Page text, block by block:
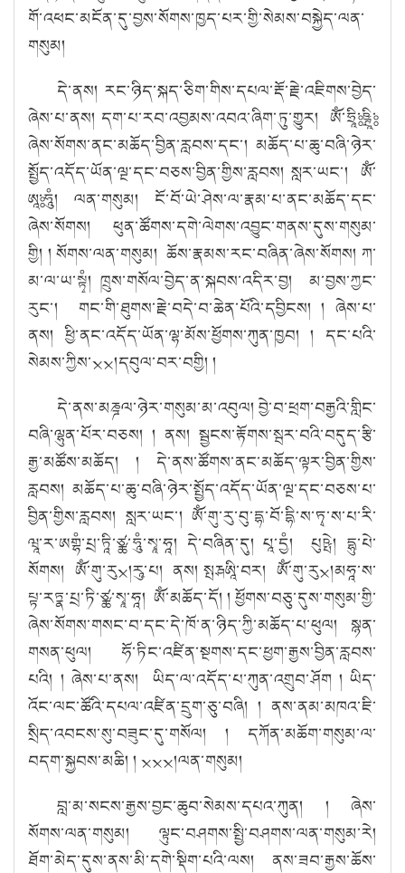
གོ་འཕང་མངོན་དུ་བྱས་སོགས་ཁྱད་པར་གྱི་སེམས་བསྐྱེད་ལན་
གསུམ།
དེ་ནས། རང་ཉིད་སྐད་ཅིག་གིས་དཔལ་རྡོ་རྗེ་འཇིགས་བྱེད་
ཞེས་པ་ནས། དག་པ་རབ་འབྱམས་འབའ་ཞིག་ཏུ་གྱུར། ཨོཾ་ཧྲཱིཿ་ཥྚྲཱིཿ་
ཞེས་སོགས་ནང་མཆོད་བྱིན་རླབས་དང་། མཆོད་པ་ཆུ་བཞི་ཉེར་
སྤྱོད་འདོད་ཡོན་ལྔ་དང་བཅས་བྱིན་གྱིས་རླབས། སླར་ཡང་། ཨོཾ་
ཨཱཿ་ཧཱུཾ། ལན་གསུམ། ངོ་བོ་ཡེ་ཤེས་ལ་རྣམ་པ་ནང་མཆོད་དང་
ཞེས་སོགས། ཕུན་ཚོགས་དགེ་ལེགས་འབྱུང་གནས་དུས་གསུམ་
གྱི། ། སོགས་ལན་གསུམ། ཆོས་རྣམས་རང་བཞིན་ཞེས་སོགས། ཀ་
མ་ལ་ཡ་སྟྭཾ། ཁྲུས་གསོལ་བྱེད་ན་སྐབས་འདིར་བྱ། མ་བྱས་ཀྱང་
རུང་། གང་གི་ཐུགས་རྗེ་བདེ་བ་ཆེན་པོའི་དབྱིངས།། ཞེས་པ་
ནས། ཕྱི་ནང་འདོད་ཡོན་ལྷ་མོས་ཕྱོགས་ཀུན་ཁྱབ།། དང་པའི་
སེམས་ཀྱིས་྾྾།དབུལ་བར་བགྱི། །
དེ་ནས་མཎྜལ་ཉེར་གསུམ་མ་འབུལ། བྱེ་བ་ཕྲག་བརྒྱའི་གླིང་
བཞི་ལྷུན་པོར་བཅས། ། ནས། སྦྱངས་རྟོགས་སྦར་བའི་བདུད་རྩི་
རྒྱ་མཚོས་མཆོད། ། དེ་ནས་ཚོགས་ནང་མཆོད་ལྟར་བྱིན་གྱིས་
རླབས། མཆོད་པ་ཆུ་བཞི་ཉེར་སྤྱོད་འདོད་ཡོན་ལྔ་དང་བཅས་པ་
བྱིན་གྱིས་རླབས། སླར་ཡང་། ཨོཾ་གུ་རུ་བུ་དྷ་བོ་དྷི་ས་ཏྭ་ས་པ་རི་
ཝཱ་ར་ཨགྷཾ་པྲ་ཏཱི་ཙྪ་ཧཱུཾ་སྭཱ་ཧཱ། དེ་བཞིན་དུ། པཱ་དྱཾ། པུཥྤེ། དྷུ་པེ་
སོགས། ཨོཾ་གུ་རུ྾།རཱུ་པ། ནས། སྤརྴཨཱི་བར། ཨོཾ་གུ་རུ྾།མཧཱ་ས་
པྟ་རཏྣ་པྲ་ཏི་ཙྪ་སྭཱ་ཧཱ། ཨོཾ་མཆོད་དོ། ། ཕྱོགས་བཅུ་དུས་གསུམ་གྱི་
ཞེས་སོགས་གསང་བ་དང་དེ་ཁོ་ན་ཉིད་ཀྱི་མཆོད་པ་ཕུལ། སྙན་
གསན་ཕུལ། ཧོ་ཏིང་འཛིན་སྔགས་དང་ཕྱག་རྒྱས་བྱིན་རླབས་
པའི། ། ཞེས་པ་ནས། ཡིད་ལ་འདོད་པ་ཀུན་འགྲུབ་ཤོག ། ཡིད་
འོང་ལང་ཚོའི་དཔལ་འཛིན་དྲུག་ཅུ་བཞི། ། ནས་ནམ་མཁའ་ཇི་
སྲིད་འབངས་སུ་བཟུང་དུ་གསོལ། ། དཀོན་མཆོག་གསུམ་ལ་
བདག་སྐྱབས་མཆི། ། ྾྾྾།ལན་གསུམ།
བླ་མ་སངས་རྒྱས་བྱང་ཆུབ་སེམས་དཔའ་ཀུན། ། ཞེས་
སོགས་ལན་གསུམ། ལྟུང་བཤགས་སྤྱི་བཤགས་ལན་གསུམ་རེ།
ཐོག་མེད་དུས་ནས་མི་དགེ་སྡིག་པའི་ལས། ནས་ཟབ་རྒྱས་ཆོས་